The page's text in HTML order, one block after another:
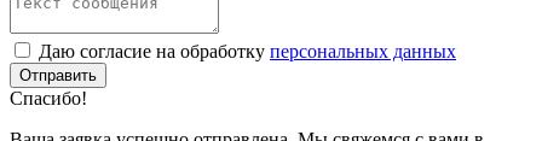
Даю согласие на обработку персональных данных
Отправить
Спасибо!